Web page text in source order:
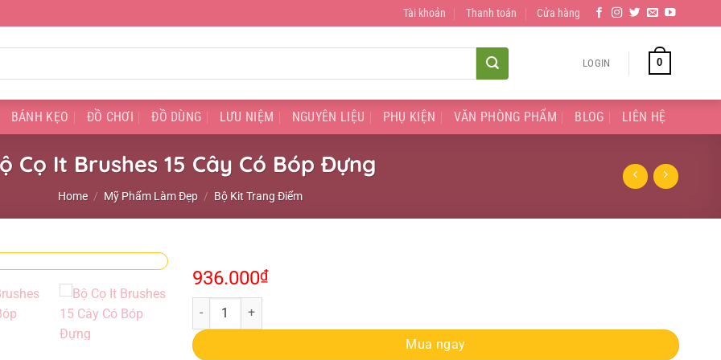
Tài khoản Thanh toán Cửa hàng
LOGIN 0
BÁNH KẸO ĐỒ CHƠI ĐỒ DÙNG LƯU NIỆM NGUYÊN LIỆU PHỤ KIỆN VĂN PHÒNG PHẨM BLOG LIÊN HỆ
Cọ It Brushes 15 Cây Có Bóp Đựng
Home / Mỹ Phẩm Làm Đẹp / Bộ Kit Trang Điểm
936.000₫
Bộ Cọ It Brushes 15 Cây Có Bóp Đựng quantity
Mua ngay